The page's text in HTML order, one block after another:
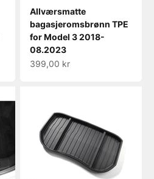
Allværsmatte
bagasjeromsbrønn TPE
for Model 3 2018-
08.2023
Salgspris
399,00 kr